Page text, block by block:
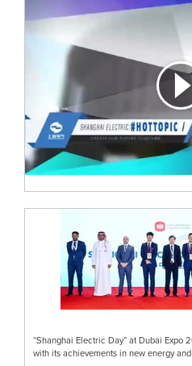
“Shanghai Electric Day” at Dubai
with its achievements in new energy